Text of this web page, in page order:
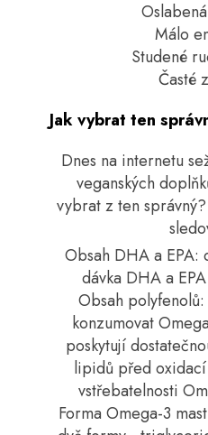
Málo
Studené
Časté
Jak vybrat ten
Dnes na internetu
veganských
vybrat z ten
Obsah DHA a
dávka DHA a
Obsah
konzumovat
poskytují
lipidů před
vstřebatelnosti
Forma Omega-3